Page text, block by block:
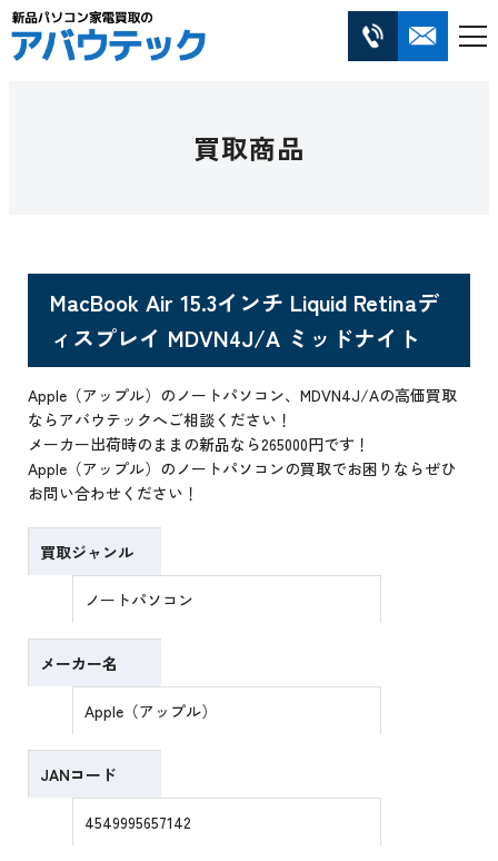
買取商品
MacBook Air 15.3インチ Liquid Retinaデ
ィスプレイ MDVN4J/A ミッドナイト
Apple（アップル）のノートパソコン、MDVN4J/Aの高価買取
ならアバウテックへご相談ください！
メーカー出荷時のままの新品なら265000円です！
Apple（アップル）のノートパソコンの買取でお困りならぜひ
お問い合わせください！
買取ジャンル
ノートパソコン
メーカー名
Apple（アップル）
JANコード
4549995657142